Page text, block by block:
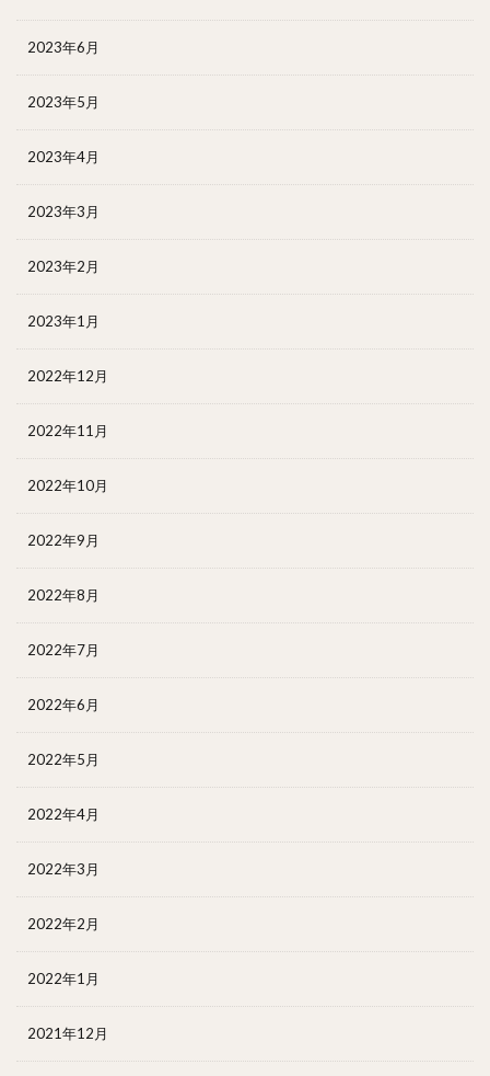
2023年6月
2023年5月
2023年4月
2023年3月
2023年2月
2023年1月
2022年12月
2022年11月
2022年10月
2022年9月
2022年8月
2022年7月
2022年6月
2022年5月
2022年4月
2022年3月
2022年2月
2022年1月
2021年12月